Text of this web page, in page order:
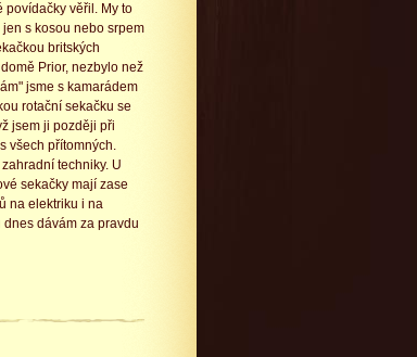
povídačky věřil. My to
s kosou nebo srpem
britských
Prior, nezbylo než
jsme s kamarádem
rotační sekačku se
jsem ji později při
všech přítomných.
techniky. U
sekačky mají zase
na elektriku i na
dávám za pravdu